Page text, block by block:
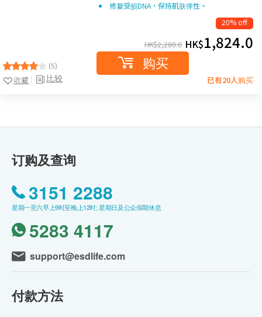
(5)
比较
收藏
修复受损DNA，保持肌肤弹性。
20% off
HK$2,280.0 HK$1,824.0
购买
已有20人购买
订购及查询
3151 2288
星期一至六早上9时至晚上12时; 星期日及公众假期休息
5283 4117
support@esdlife.com
付款方法